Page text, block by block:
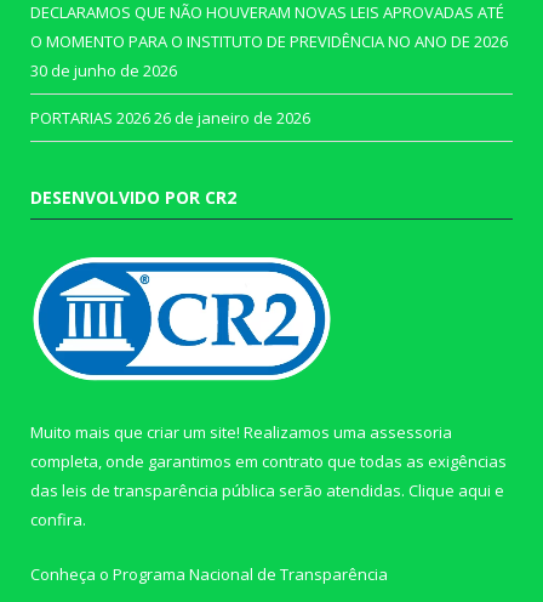
DECLARAMOS QUE NÃO HOUVERAM NOVAS LEIS APROVADAS ATÉ
O MOMENTO PARA O INSTITUTO DE PREVIDÊNCIA NO ANO DE 2026
30 de junho de 2026
PORTARIAS 202626 de janeiro de 2026
DESENVOLVIDO POR CR2
Muito mais que criar um site! Realizamos uma assessoria
completa, onde garantimos em contrato que todas as exigências
das leis de transparência pública serão atendidas. Clique aqui e
confira.
Conheça o Programa Nacional de Transparência